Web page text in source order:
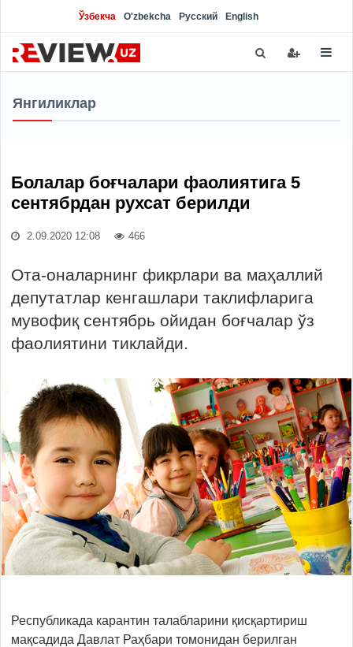
Ўзбекча O'zbekcha Русский English
Янгиликлар
Болалар боғчалари фаолиятига 5
сентябрдан рухсат берилди
2.09.2020 12:08 466
Ота-оналарнинг фикрлари ва маҳаллий
депутатлар кенгашлари таклифларига
мувофиқ сентябрь ойидан боғчалар ўз
фаолиятини тиклайди.
Республикада карантин талабларини қисқартириш
мақсадида Давлат Раҳбари томонидан берилган